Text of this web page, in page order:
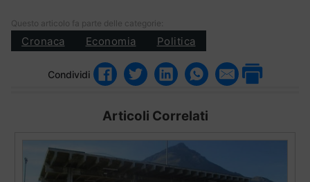
Questo articolo fa parte delle categorie:
Cronaca Economia Politica
Condividi
Articoli Correlati